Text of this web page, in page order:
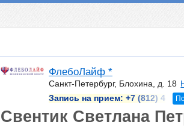
ФлебоЛайф *
Санкт-Петербург, Блохина, д. 18
Запись на прием: +7 (812) 4
Свентик Светлана